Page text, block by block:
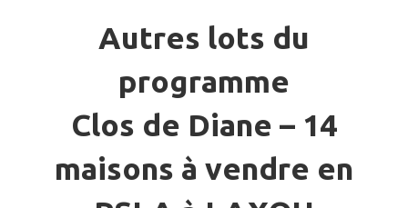
Autres lots du
programme
Clos de Diane – 14
maisons à vendre en